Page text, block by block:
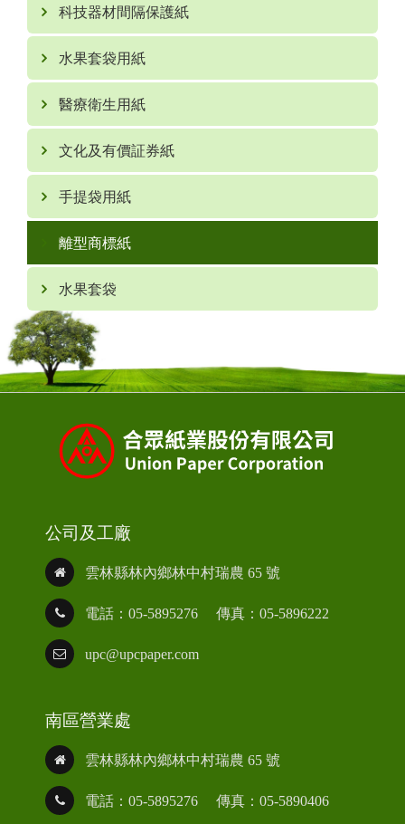
科技器材間隔保護紙
水果套袋用紙
醫療衛生用紙
文化及有價証券紙
手提袋用紙
離型商標紙
水果套袋
公司及工廠
雲林縣林內鄉林中村瑞農 65 號
電話：05-5895276 傳真：05-5896222
upc@upcpaper.com
南區營業處
雲林縣林內鄉林中村瑞農 65 號
電話：05-5895276 傳真：05-5890406